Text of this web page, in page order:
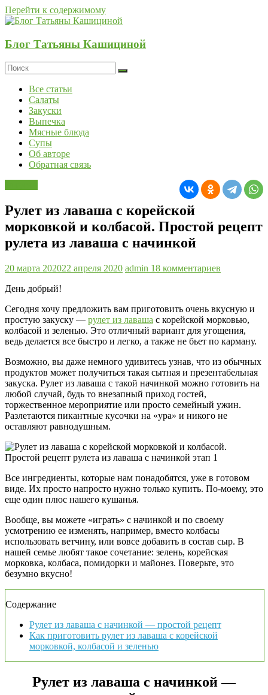
Перейти к содержимому
Блог Татьяны Кашициной
Все статьи
Салаты
Закуски
Выпечка
Мясные блюда
Супы
Об авторе
Обратная связь
Рулет из лаваша с корейской
морковкой и колбасой. Простой рецепт
рулета из лаваша с начинкой
20 марта 202022 апреля 2020 admin 18 комментариев
День добрый!
Сегодня хочу предложить вам приготовить очень вкусную и
простую закуску — рулет из лаваша с корейской морковью,
колбасой и зеленью. Это отличный вариант для угощения,
ведь делается все быстро и легко, а также не бьет по карману.
Возможно, вы даже немного удивитесь узнав, что из обычных
продуктов может получиться такая сытная и презентабельная
закуска. Рулет из лаваша с такой начинкой можно готовить на
любой случай, будь то внезапный приход гостей,
торжественное мероприятие или просто семейный ужин.
Разлетаются пикантные кусочки на «ура» и никого не
оставляют равнодушным.
Все ингредиенты, которые нам понадобятся, уже в готовом
виде. Их просто напросто нужно только купить. По-моему, это
еще один плюс нашего кушанья.
Вообще, вы можете «играть» с начинкой и по своему
усмотрению ее изменять, например, вместо колбасы
использовать ветчину, или вовсе добавить в состав сыр. В
нашей семье любят такое сочетание: зелень, корейская
морковка, колбаса, помидорки и майонез. Поверьте, это
безумно вкусно!
Содержание
Рулет из лаваша с начинкой — простой рецепт
Как приготовить рулет из лаваша с корейской
морковкой, колбасой и зеленью
Рулет из лаваша с начинкой —